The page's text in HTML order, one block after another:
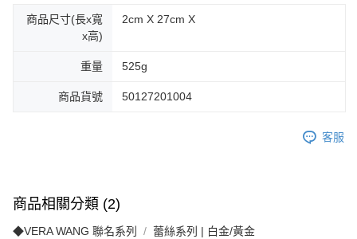
商品尺寸(長x寬
x高)
2cm X 27cm X
重量 525g
商品貨號 50127201004
客服
商品相關分類 (2)
◆VERA WANG 聯名系列 蕾絲系列 | 白金/黃金